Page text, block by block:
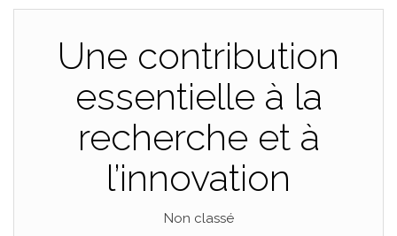
Une contribution
essentielle à la
recherche et à
l’innovation
Non classé